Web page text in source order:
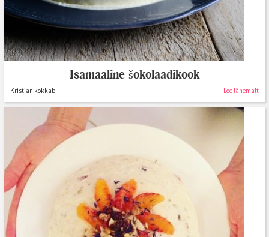
Isamaaline šokolaadikook
Kristian kokkab Loe lähemalt